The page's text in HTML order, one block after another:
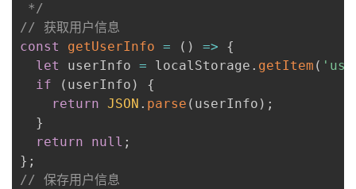
*/
// 获取用户信息
const
getUserInfo = ( ) =>
{
let
userInfo = localStorage . getItem (
if
( userInfo )
{
return JSON . parse ( userInfo ) ;
}
return
null ;
} ;
// 保存用户信息